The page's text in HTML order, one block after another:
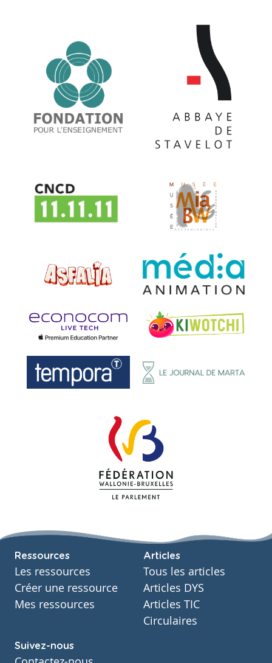
Ressources
Les ressources
Créer une ressource
Mes ressources
Articles
Tous les articles
Articles DYS
Articles TIC
Circulaires
Suivez-nous